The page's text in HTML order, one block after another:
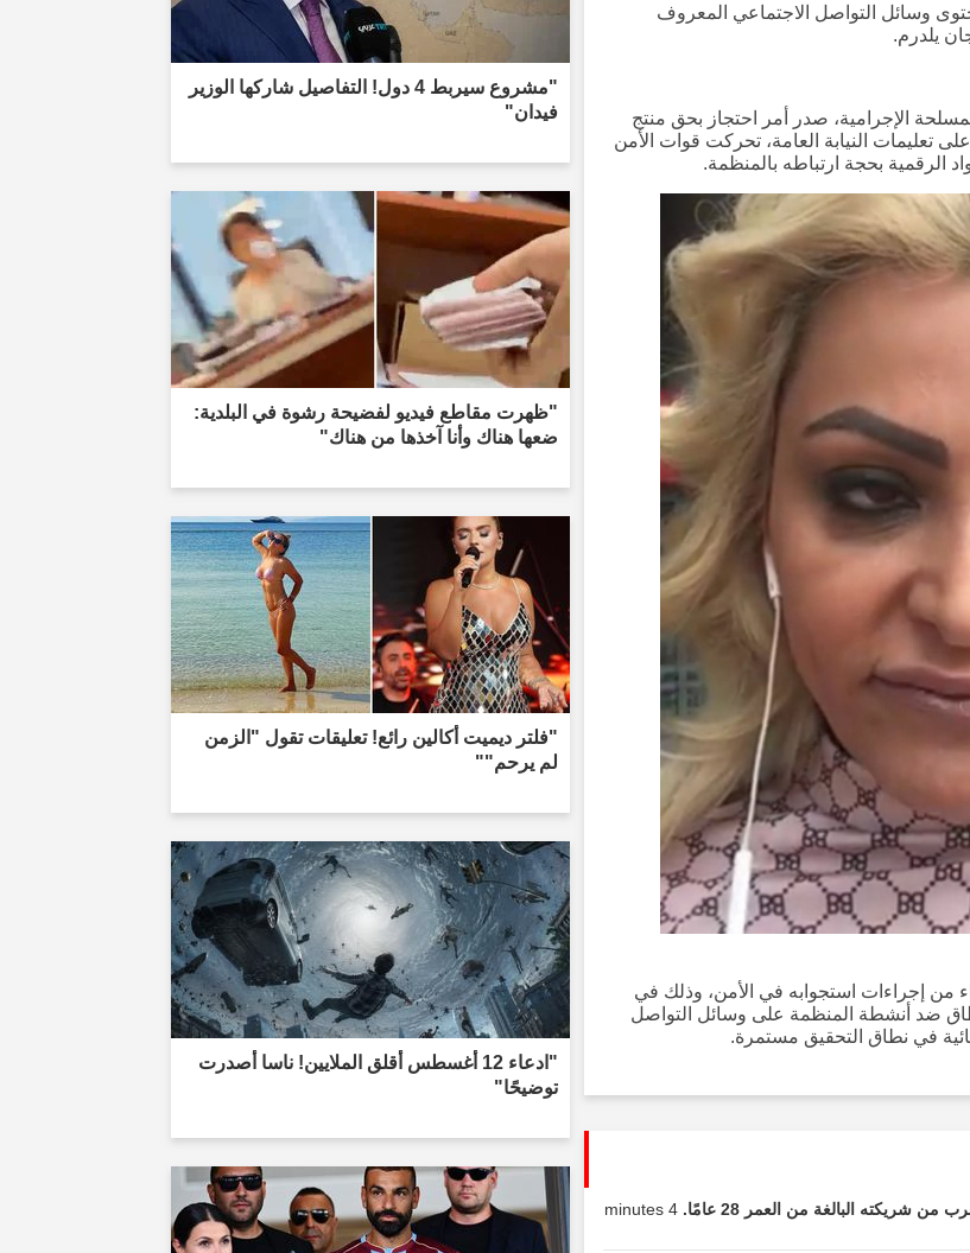
وسائل التواصل الاجتماعي المعروف
يلدرم.
الإجرامية، صدر أمر احتجاز بحق منتج
تعليمات النيابة العامة، تحركت قوات الأمن
بحجة ارتباطه بالمنظمة.
من إجراءات استجوابه في الأمن، وذلك في
ضد أنشطة المنظمة على وسائل التواصل
في نطاق التحقيق مستمرة.
4 minutes
"مشروع سيربط 4 دول! التفاصيل شاركها الوزير
فيدان"
"ظهرت مقاطع فيديو لفضيحة رشوة في البلدية:
ضعها هناك وأنا آخذها من هناك"
"فلتر ديميت أكالين رائع! تعليقات تقول "الزمن
لم يرحم""
"ادعاء 12 أغسطس أقلق الملايين! ناسا أصدرت
توضيحًا"